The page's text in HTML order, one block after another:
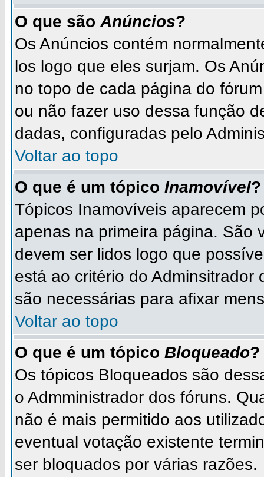
O que são Anúncios?
Os Anúncios contém
los logo que eles surjam. Os
no topo de cada página do
ou não fazer uso dessa função
dadas, configuradas pelo
Voltar ao topo
O que é um tópico Inamovível?
Tópicos Inamovíveis aparecem
apenas na primeira página. São
devem ser lidos logo que
está ao critério do
são necessárias para afixar
Voltar ao topo
O que é um tópico Bloqueado?
Os tópicos Bloqueados são
o Admministrador dos fóruns.
não é mais permitido aos
eventual votação existente
ser bloquados por várias razões.